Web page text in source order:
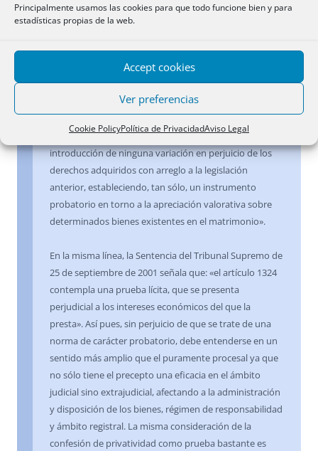
Principalmente usamos las cookies para que todo funcione bien y para
estadísticas propias de la web.
Accept cookies
Ver preferencias
Cookie PolicyPolítica de PrivacidadAviso Legal
confesante. Por su parte, en relación a los
suficiente debiendo ser acreditado por
otros medios de prueba la privatividad del
cónyuge del confesante.
de 1996, determina que el precepto «no supuso la
introducción de ninguna variación en perjuicio de los
derechos adquiridos con arreglo a la legislación
anterior, estableciendo, tan sólo, un instrumento
probatorio en torno a la apreciación valorativa sobre
determinados bienes existentes en el matrimonio».
En la misma línea, la Sentencia del Tribunal Supremo de
25 de septiembre de 2001 señala que: «el artículo 1324
contempla una prueba lícita, que se presenta
perjudicial a los intereses económicos del que la
presta». Así pues, sin perjuicio de que se trate de una
norma de carácter probatorio, debe entenderse en un
sentido más amplio que el puramente procesal ya que
no sólo tiene el precepto una eficacia en el ámbito
judicial sino extrajudicial, afectando a la administración
y disposición de los bienes, régimen de responsabilidad
y ámbito registral. La misma consideración de la
confesión de privatividad como prueba bastante es